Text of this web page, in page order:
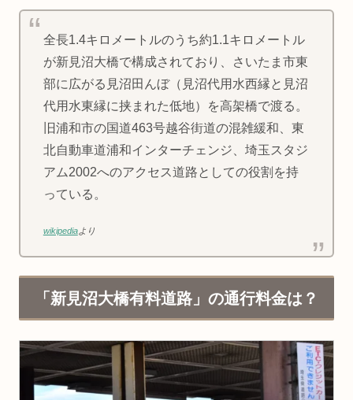
全長1.4キロメートルのうち約1.1キロメートル
が新見沼大橋で構成されており、さいたま市東
部に広がる見沼田んぼ（見沼代用水西縁と見沼
代用水東縁に挟まれた低地）を高架橋で渡る。
旧浦和市の国道463号越谷街道の混雑緩和、東
北自動車道浦和インターチェンジ、埼玉スタジ
アム2002へのアクセス道路としての役割を持
っている。
wikipediaより
「新見沼大橋有料道路」の通行料金は？